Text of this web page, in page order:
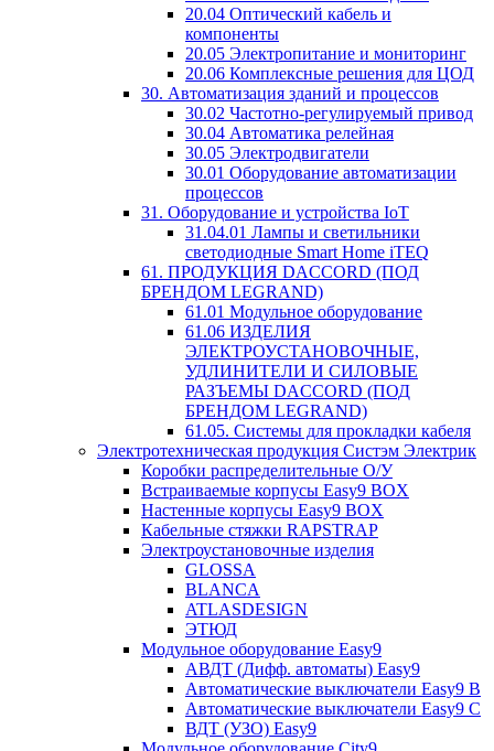
20.04 Оптический кабель и
компоненты
20.05 Электропитание и мониторинг
20.06 Комплексные решения для ЦОД
30. Автоматизация зданий и процессов
30.02 Частотно-регулируемый привод
30.04 Автоматика релейная
30.05 Электродвигатели
30.01 Оборудование автоматизации
процессов
31. Оборудование и устройства IoT
31.04.01 Лампы и светильники
светодиодные Smart Home iTEQ
61. ПРОДУКЦИЯ DACCORD (ПОД
БРЕНДОМ LEGRAND)
61.01 Модульное оборудование
61.06 ИЗДЕЛИЯ
ЭЛЕКТРОУСТАНОВОЧНЫЕ,
УДЛИНИТЕЛИ И СИЛОВЫЕ
РАЗЪЕМЫ DACCORD (ПОД
БРЕНДОМ LEGRAND)
61.05. Системы для прокладки кабеля
Электротехническая продукция Систэм Электрик
Коробки распределительные О/У
Встраиваемые корпусы Easy9 BOX
Настенные корпусы Easy9 BOX
Кабельные стяжки RAPSTRAP
Электроустановочные изделия
GLOSSA
BLANCA
ATLASDESIGN
ЭТЮД
Модульное оборудование Easy9
АВДТ (Дифф. автоматы) Easy9
Автоматические выключатели Easy9 В
Автоматические выключатели Easy9 С
ВДТ (УЗО) Easy9